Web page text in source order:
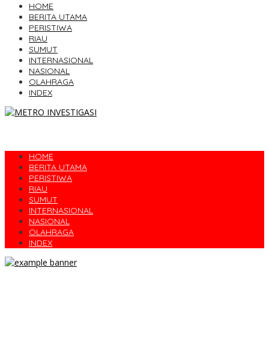
HOME
BERITA UTAMA
PERISTIWA
RIAU
SUMUT
INTERNASIONAL
NASIONAL
OLAHRAGA
INDEX
HOME
BERITA UTAMA
PERISTIWA
RIAU
SUMUT
INTERNASIONAL
NASIONAL
OLAHRAGA
INDEX